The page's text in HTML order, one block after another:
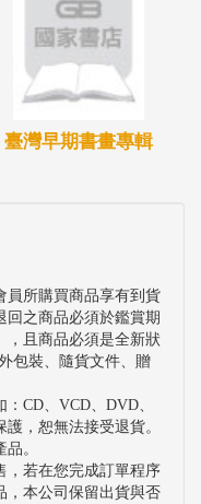
臺灣早期書畫專輯
員所購買商品享有到貨
回之商品必須於鑑賞期
，且商品必須是全新狀
包裝、隨貨文件、贈
CD、VCD、DVD、
，恕無法接受退貨。
。
，若在您完成訂單程序
，本公司保留出貨與否